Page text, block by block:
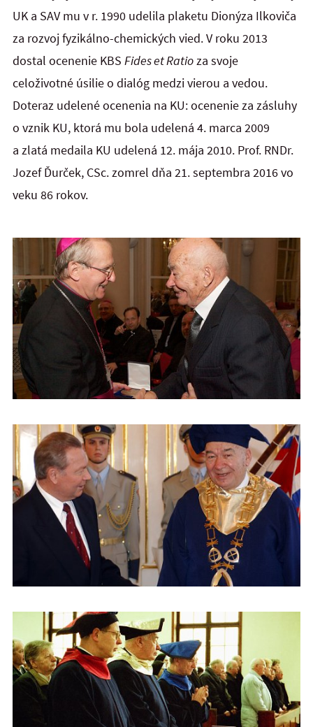
UK a SAV mu v r. 1990 udelila plaketu Dionýza Ilkoviča
za rozvoj fyzikálno-chemických vied. V roku 2013
dostal ocenenie KBS Fides et Ratioza svoje
celoživotné úsilie o dialóg medzi vierou a vedou.
Doteraz udelené ocenenia na KU: ocenenie za zásluhy
o vznik KU, ktorá mu bola udelená 4. marca 2009
a zlatá medaila KU udelená 12. mája 2010. Prof. RNDr.
Jozef Ďurček, CSc. zomrel dňa 21. septembra 2016 vo
veku 86 rokov.